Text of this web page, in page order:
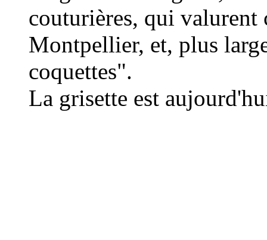
couturières, qui valurent
Montpellier, et, plus
coquettes".
La grisette est